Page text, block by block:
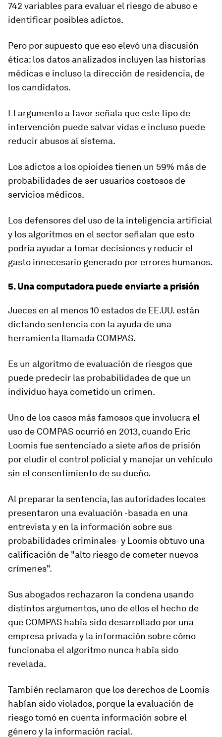
742 variables para evaluar el riesgo de abuso e
identificar posibles adictos.
Pero por supuesto que eso elevó una discusión
ética: los datos analizados incluyen las historias
médicas e incluso la dirección de residencia, de
los candidatos.
El argumento a favor señala que este tipo de
intervención puede salvar vidas e incluso puede
reducir abusos al sistema.
Los adictos a los opioides tienen un 59% más de
probabilidades de ser usuarios costosos de
servicios médicos.
Los defensores del uso de la inteligencia artificial
y los algoritmos en el sector señalan que esto
podría ayudar a tomar decisiones y reducir el
gasto innecesario generado por errores humanos.
5. Una computadora puede enviarte a prisión
Jueces en al menos 10 estados de EE.UU. están
dictando sentencia con la ayuda de una
herramienta llamada COMPAS.
Es un algoritmo de evaluación de riesgos que
puede predecir las probabilidades de que un
individuo haya cometido un crimen.
Uno de los casos más famosos que involucra el
uso de COMPAS ocurrió en 2013, cuando Eric
Loomis fue sentenciado a siete años de prisión
por eludir el control policial y manejar un vehículo
sin el consentimiento de su dueño.
Al preparar la sentencia, las autoridades locales
presentaron una evaluación -basada en una
entrevista y en la información sobre sus
probabilidades criminales- y Loomis obtuvo una
calificación de "alto riesgo de cometer nuevos
crímenes".
Sus abogados rechazaron la condena usando
distintos argumentos, uno de ellos el hecho de
que COMPAS había sido desarrollado por una
empresa privada y la información sobre cómo
funcionaba el algoritmo nunca había sido
revelada.
También reclamaron que los derechos de Loomis
habían sido violados, porque la evaluación de
riesgo tomó en cuenta información sobre el
género y la información racial.